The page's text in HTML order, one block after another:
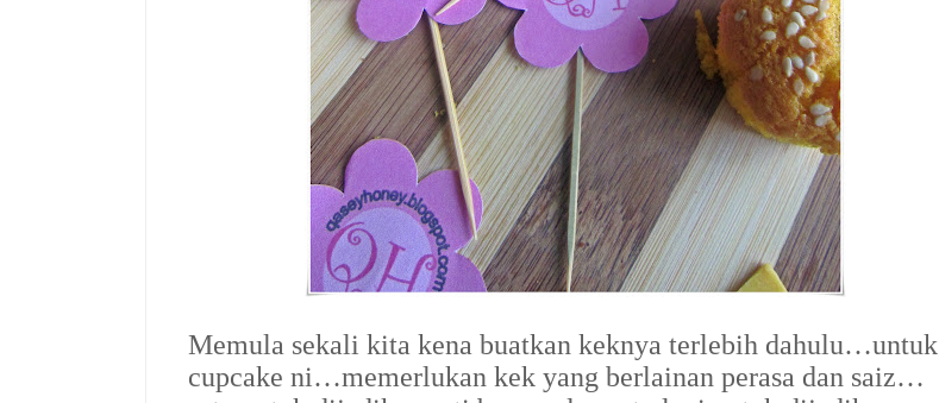
Memula sekali kita kena buatkan keknya terlebih dahulu…untuk
cupcake ni…memerlukan kek yang berlainan perasa dan saiz…